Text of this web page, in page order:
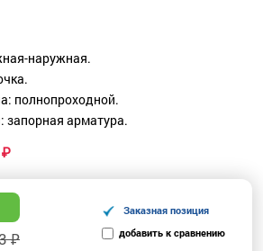
наружная.
: полнопроходной.
запорная арматура.
₽
Заказная позиция
добавить к сравнению